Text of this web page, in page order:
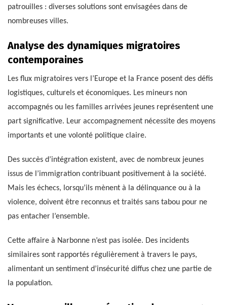
patrouilles : diverses solutions sont envisagées dans de
nombreuses villes.
Analyse des dynamiques migratoires
contemporaines
Les flux migratoires vers l’Europe et la France posent des défis
logistiques, culturels et économiques. Les mineurs non
accompagnés ou les familles arrivées jeunes représentent une
part significative. Leur accompagnement nécessite des moyens
importants et une volonté politique claire.
Des succès d’intégration existent, avec de nombreux jeunes
issus de l’immigration contribuant positivement à la société.
Mais les échecs, lorsqu’ils mènent à la délinquance ou à la
violence, doivent être reconnus et traités sans tabou pour ne
pas entacher l’ensemble.
Cette affaire à Narbonne n’est pas isolée. Des incidents
similaires sont rapportés régulièrement à travers le pays,
alimentant un sentiment d’insécurité diffus chez une partie de
la population.